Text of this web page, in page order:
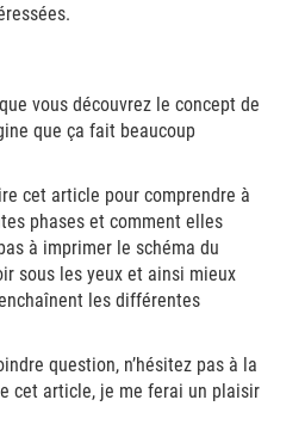
vous découvrez le concept de
que ça fait beaucoup
cet article pour comprendre à
phases et comment elles
à imprimer le schéma du
sous les yeux et ainsi mieux
les différentes
question, n’hésitez pas à la
cet article, je me ferai un plaisir